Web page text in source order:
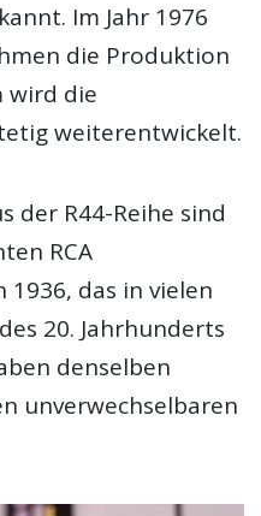
Im Jahr 1976
die Produktion
wird die
weiterentwickelt.
der R44-Reihe sind
RCA
das in vielen
20. Jahrhunderts
denselben
unverwechselbaren